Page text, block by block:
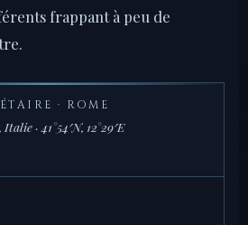
frappant à peu de
· ROME
· 41°54′N, 12°29′E